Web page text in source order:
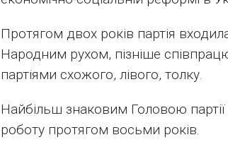
Протягом двох років партія
Народним рухом, пізніше
партіями схожого, лівого, толку.
Найбільш знаковим Головою
роботу протягом восьми років.